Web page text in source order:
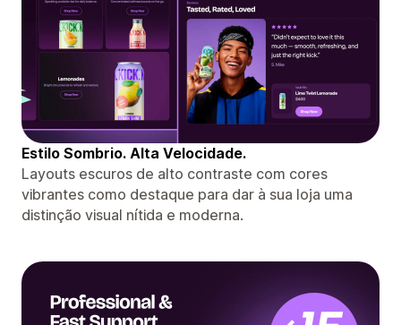
Estilo Sombrio. Alta Velocidade.
Layouts escuros de alto contraste com cores
vibrantes como destaque para dar à sua loja uma
distinção visual nítida e moderna.